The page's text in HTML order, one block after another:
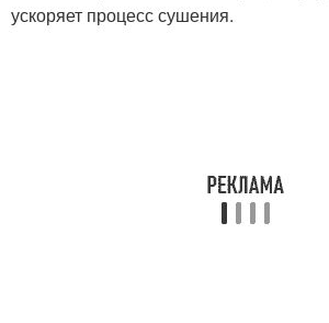
ускоряет процесс сушения.